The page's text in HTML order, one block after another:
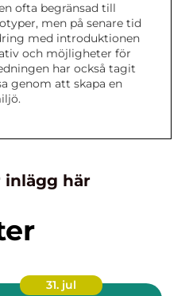
ofta begränsad till
men på senare tid
med introduktionen
och möjligheter för
har också tagit
genom att skapa en
inlägg här
31. jul